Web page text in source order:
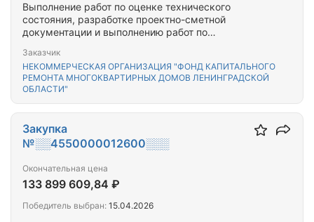
Выполнение работ по оценке технического
состояния, разработке проектно-сметной
документации и выполнению работ по
многоквартирного(-ых) дома(-ов),
расположенного(-ых) на территории Выборгского
муниципального района Ленинградской области
Заказчик
НЕКОММЕРЧЕСКАЯ ОРГАНИЗАЦИЯ "ФОНД КАПИТАЛЬНОГО
РЕМОНТА МНОГОКВАРТИРНЫХ ДОМОВ ЛЕНИНГРАДСКОЙ
ОБЛАСТИ"
Закупка
№░░4550000012600░░░
Окончательная цена
133 899 609,84 ₽
Победитель выбран: 15.04.2026